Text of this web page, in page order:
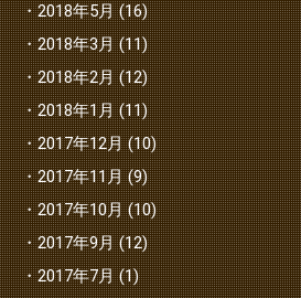
2018年5月(16)
2018年3月(11)
2018年2月(12)
2018年1月(11)
2017年12月(10)
2017年11月(9)
2017年10月(10)
2017年9月(12)
2017年7月(1)